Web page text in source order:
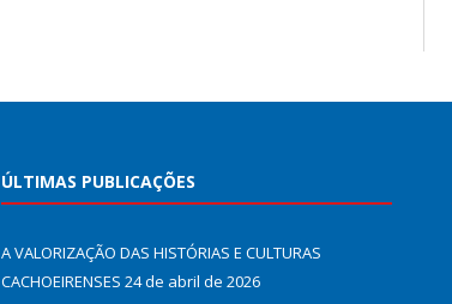
ÚLTIMAS PUBLICAÇÕES
A VALORIZAÇÃO DAS HISTÓRIAS E CULTURAS
CACHOEIRENSES 24 de abril de 2026